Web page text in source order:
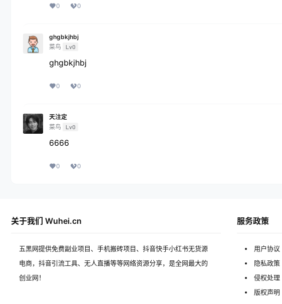
0 0
ghgbkjhbj
菜鸟
Lv0
ghgbkjhbj
0 0
天注定
菜鸟
Lv0
6666
0 0
关于我们 Wuhei.cn
五黑网提供免费副业项目、手机搬砖项目、抖音快手小红书无货源
电商，抖音引流工具、无人直播等等网络资源分享，是全网最大的
创业网！
服务政策
用户协议
隐私政策
侵权处理
版权声明